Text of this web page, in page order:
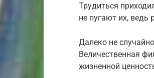
Трудиться
не пугают их, ведь
Далеко не
Величественная
жизненной